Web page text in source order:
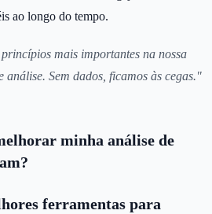
ao longo do tempo.
mais importantes na nossa
análise. Sem dados, ficamos às cegas."
minha análise de
ferramentas para